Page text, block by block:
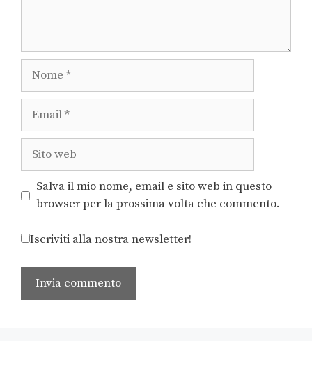
Salva il mio nome, email e sito web in questo
browser per la prossima volta che commento.
Iscriviti alla nostra newsletter!